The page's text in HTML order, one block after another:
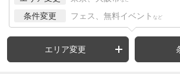
条件変更 フェス、無料イベント など
エリア変更